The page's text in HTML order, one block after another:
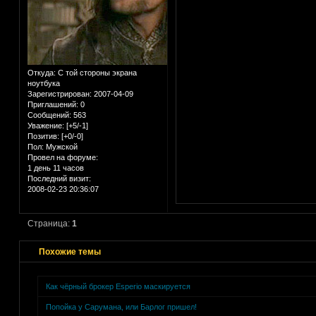
Откуда: С той стороны экрана
ноутбука
Зарегистрирован: 2007-04-09
Приглашений: 0
Сообщений: 563
Уважение: [+5/-1]
Позитив: [+0/-0]
Пол: Мужской
Провел на форуме:
1 день 11 часов
Последний визит:
2008-02-23 20:36:07
Страница: 1
Похожие темы
Как чёрный брокер Esperio маскируется
Попойка у Сарумана, или Барлог пришел!